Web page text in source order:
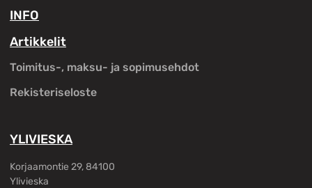
INFO
Artikkelit
Toimitus-, maksu- ja sopimusehdot
Rekisteriseloste
YLIVIESKA
Korjaamontie 29, 84100
Ylivieska